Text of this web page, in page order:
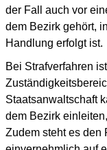
der Fall auch vor
dem Bezirk gehört,
Handlung erfolgt ist.
Bei Strafverfahren
Staatsanwaltschaft
dem Bezirk
Zudem steht es den